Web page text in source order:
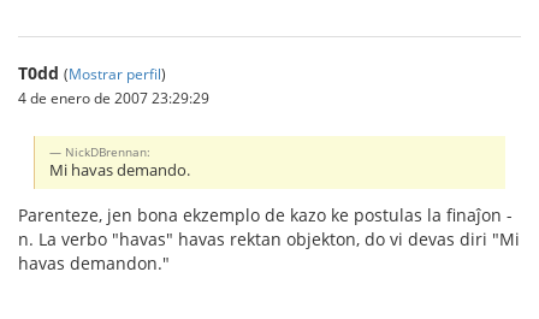
T0dd (Mostrar perfil)
4 de enero de 2007 23:29:29
NickDBrennan:
Mi havas demando.
Parenteze, jen bona ekzemplo de kazo ke postulas la finaĵon -
n. La verbo "havas" havas rektan objekton, do vi devas diri "Mi
havas demandon."